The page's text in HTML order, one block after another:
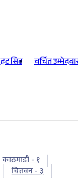
हट सिट चर्चित
काठमाडौं - १
चितवन - ३